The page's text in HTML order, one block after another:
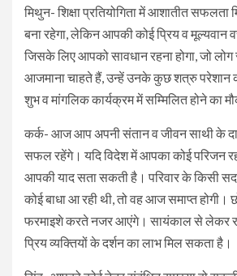
मिथुन- शिक्षा प्रतियोगिता में आशातीत
बना रहेगा, लेकिन आपकी कोई प्रिय व मूल्यवान
जिसके लिए आपको सावधान रहना होगा, जो लोग
आजमाना चाहते हैं, उन्हें उनके कुछ शत्रु
शुभ व मांगलिक कार्यक्रम में सम्मिलित होने का
कर्क- आज आप अपनी संतान व जीवन साथी के
सफल रहेंगे। यदि विदेश में आपका कोई परिजन
आपकी याद सता सकती है। परिवार के किसी
कोई बाधा आ रही थी, तो वह आज समाप्त
फरमाइशे करते नजर आएंगे। सायंकाल से लेकर
प्रिय व्यक्तियों के दर्शन का लाभ मिल सकता है।